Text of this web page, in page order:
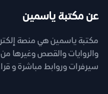
عن مكتبة ياسمين
مكتبة ياسمين هي منصة
سيرفرات وروابط مباشرة و